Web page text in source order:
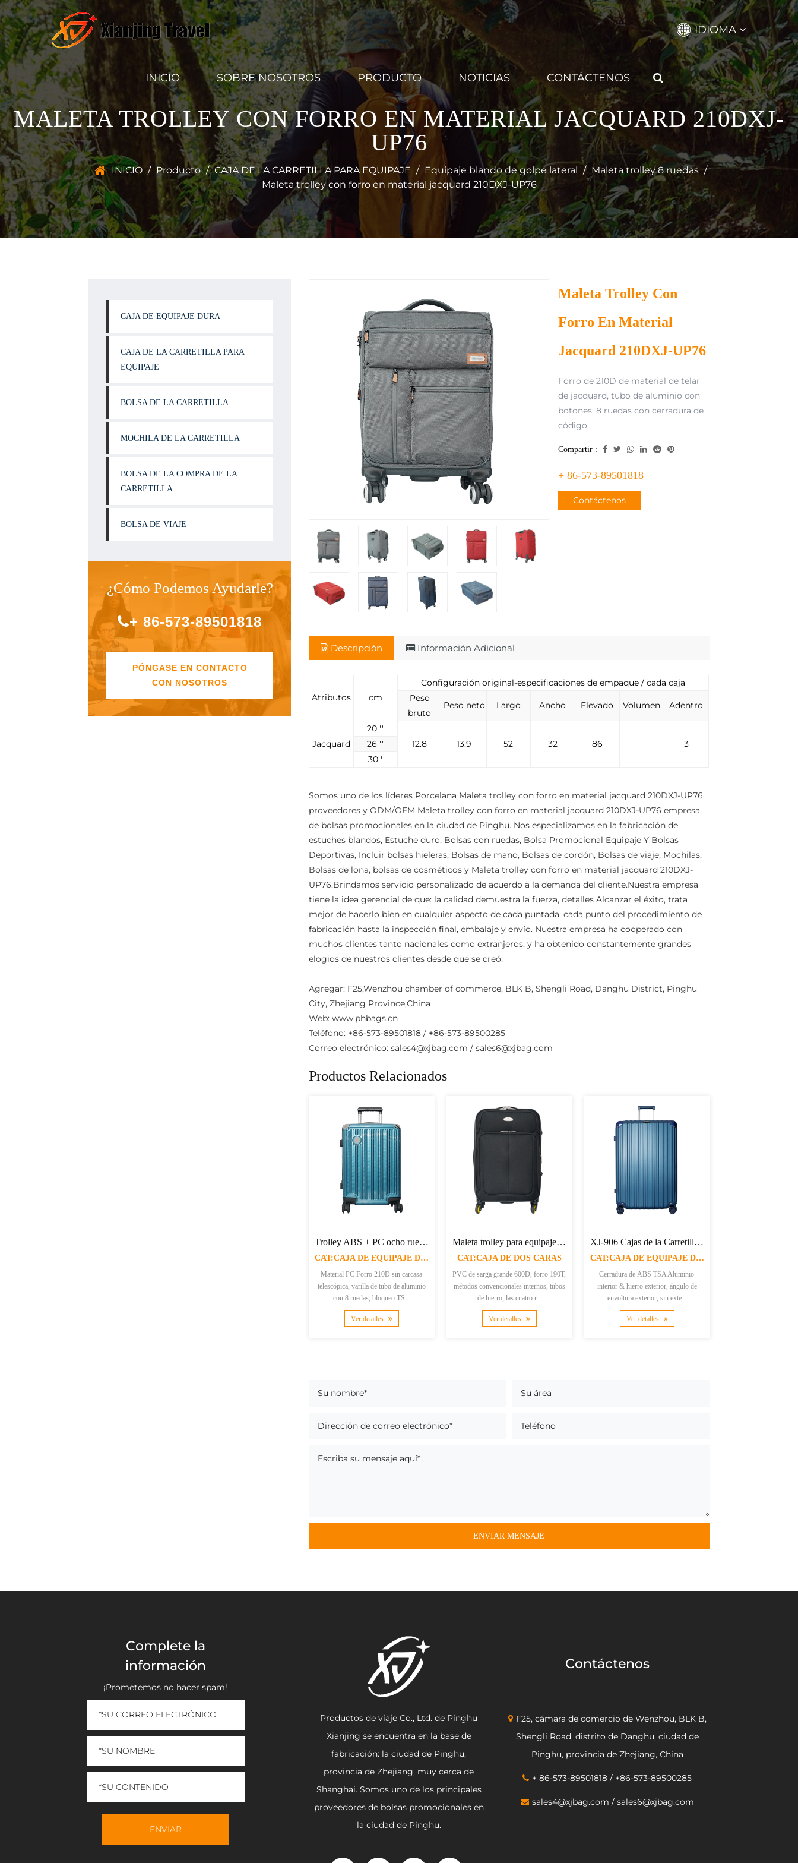
IDIOMA
INICIO SOBRE NOSOTROS PRODUCTO NOTICIAS CONTÁCTENOS
MALETA TROLLEY CON FORRO EN MATERIAL JACQUARD 210DXJ-
UP76
INICIO / Producto / CAJA DE LA CARRETILLA PARA EQUIPAJE / Equipaje blando de golpe lateral / Maleta trolley 8 ruedas /
Maleta trolley con forro en material jacquard 210DXJ-UP76
CAJA DE EQUIPAJE DURA
CAJA DE LA CARRETILLA PARA
EQUIPAJE
BOLSA DE LA CARRETILLA
MOCHILA DE LA CARRETILLA
BOLSA DE LA COMPRA DE LA
CARRETILLA
BOLSA DE VIAJE
¿Cómo Podemos Ayudarle?
+ 86-573-89501818
PÓNGASE EN CONTACTO
CON NOSOTROS
Maleta Trolley Con
Forro En Material
Jacquard 210DXJ-UP76
Forro de 210D de material de telar
de jacquard, tubo de aluminio con
botones, 8 ruedas con cerradura de
código
Compartir :
+ 86-573-89501818
Contáctenos
Descripción Información Adicional
Atributos cm
Configuración original-especificaciones de empaque / cada caja
Peso
bruto
Peso neto Largo Ancho Elevado Volumen Adentro
Jacquard
20 ''
12.8
13.9 52 32 86 3
26 ''
30''
Somos uno de los líderes Porcelana Maleta trolley con forro en material jacquard 210DXJ-UP76
proveedoresy ODM/OEM Maleta trolley con forro en material jacquard 210DXJ-UP76 empresa
de bolsas promocionales en la ciudad de Pinghu. Nos especializamos en la fabricación de
estuches blandos, Estuche duro, Bolsas con ruedas, Bolsa Promocional Equipaje Y Bolsas
Deportivas, Incluir bolsas hieleras, Bolsas de mano, Bolsas de cordón, Bolsas de viaje, Mochilas,
Bolsas de lona, bolsas de cosméticos y Maleta trolley con forro en material jacquard 210DXJ-
UP76.Brindamos servicio personalizado de acuerdo a la demanda del cliente.Nuestra empresa
tiene la idea gerencial de que: la calidad demuestra la fuerza, detalles Alcanzar el éxito, trata
mejor de hacerlo bien en cualquier aspecto de cada puntada, cada punto del procedimiento de
fabricación hasta la inspección final, embalaje y envío. Nuestra empresa ha cooperado con
muchos clientes tanto nacionales como extranjeros, y ha obtenido constantemente grandes
elogios de nuestros clientes desde que se creó.
Agregar: F25,Wenzhou chamber of commerce, BLK B, Shengli Road, Danghu District, Pinghu
City, Zhejiang Province,China
Web: www.phbags.cn
Teléfono: +86-573-89501818 / +86-573-89500285
Correo electrónico: sales4@xjbag.com / sales6@xjbag.com
Productos Relacionados
XJ-906 Cajas de la Carretilla de Ocho Ruedas de ABS + PC con cerradura de TSA
CAT:CAJA DE EQUIPAJE DURA
Cerradura de ABS TSA Aluminio
interior & hierro exterior, ángulo de
envoltura exterior, sin exte...
Ver detalles
Candado con código TSA con maleta con ruedas retráctil XJ-UP71
CAT:MALETA TROLLEY 8 RUEDAS
Material Jacquard Forro 210D, tubo de
aluminio, 8 ruedas Cremallera
antideflagrante, con código de b...
Ver detalles
Maleta trolley con forro en material jacquard 210DXJ-UP76
CAT:MALETA TROLLEY 8 RUEDAS
Forro de 210D de material de telar de
jacquard, tubo de aluminio con botones,
8 ruedas con cerradura...
Ver detalles
Complete la
información
¡Prometemos no hacer spam!
Productos de viaje Co., Ltd. de Pinghu
Xianjing se encuentra en la base de
fabricación: la ciudad de Pinghu,
provincia de Zhejiang, muy cerca de
Shanghai. Somos uno de los principales
proveedores de bolsas promocionales en
la ciudad de Pinghu.
Contáctenos
F25, cámara de comercio de Wenzhou, BLK B,
Shengli Road, distrito de Danghu, ciudad de
Pinghu, provincia de Zhejiang, China
+ 86-573-89501818 / +86-573-89500285
sales4@xjbag.com / sales6@xjbag.com